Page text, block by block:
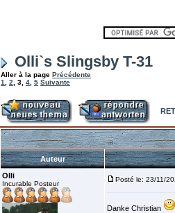
Olli`s Slingsby T-31
Aller à la page Précédente
1
2 3 4 5 Suivante
Auteur
Olli
Incurable Posteur
Posté le: 23/11/
Danke Christian